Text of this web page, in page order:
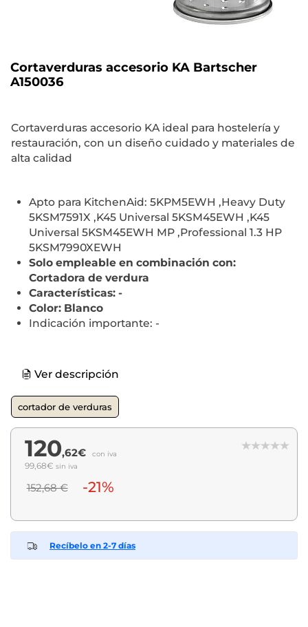
Cortaverduras accesorio KA Bartscher
A150036
Cortaverduras accesorio KA ideal para hostelería y
restauración, con un diseño cuidado y materiales de
alta calidad
Apto para KitchenAid: 5KPM5EWH ,Heavy Duty
5KSM7591X ,K45 Universal 5KSM45EWH ,K45
Universal 5KSM45EWH MP ,Professional 1.3 HP
5KSM7990XEWH
Solo empleable en combinación con:
Cortadora de verdura
Características: -
Color: Blanco
Indicación importante: -
Ver descripción
cortador de verduras
120,62€ con iva
99,68€ sin iva
152,68 € -21%
Recíbelo en 2-7 días